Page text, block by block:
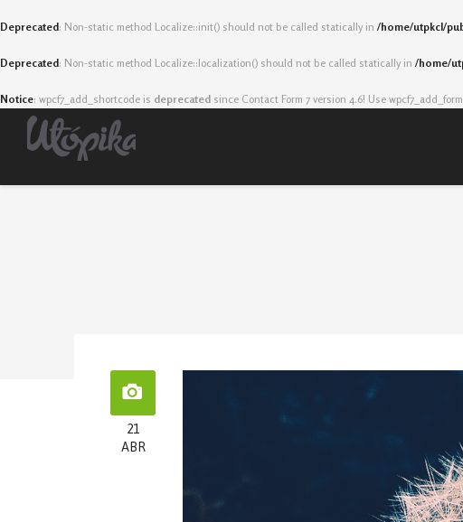
Deprecated: Non-static method Localize::init() should not be called statically in /home/utpkcl/
Deprecated: Non-static method Localize::localization() should not be called statically in /home/
Notice: wpcf7_add_shortcode is deprecated since Contact Form 7 version 4.6! Use
21
ABR